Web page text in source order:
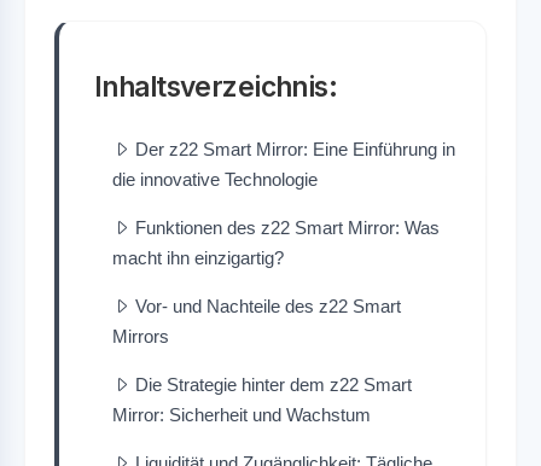
Inhaltsverzeichnis:
Der z22 Smart Mirror: Eine Einführung in
die innovative Technologie
Funktionen des z22 Smart Mirror: Was
macht ihn einzigartig?
Vor- und Nachteile des z22 Smart
Mirrors
Die Strategie hinter dem z22 Smart
Mirror: Sicherheit und Wachstum